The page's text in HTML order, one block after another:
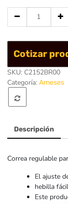
ajustable
reguladora
Singing
Rock
Cotizar
SKU: C2152BR00
Categoría: Arneses
Descripción
Correa regulable
El ajuste
hebilla
Este